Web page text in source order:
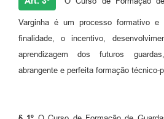
Varginha é um processo formativo e
finalidade, o incentivo,
aprendizagem dos futuros
abrangente e perfeita formação técnico-